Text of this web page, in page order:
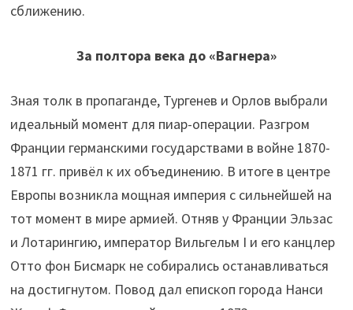
сближению.
За полтора века до «Вагнера»
Зная толк в пропаганде, Тургенев и Орлов выбрали
идеальный момент для пиар-операции. Разгром
Франции германскими государствами в войне 1870-
1871 гг. привёл к их объединению. В итоге в центре
Европы возникла мощная империя с сильнейшей на
тот момент в мире армией. Отняв у Франции Эльзас
и Лотарингию, император Вильгельм I и его канцлер
Отто фон Бисмарк не собирались останавливаться
на достигнутом. Повод дал епископ города Нанси